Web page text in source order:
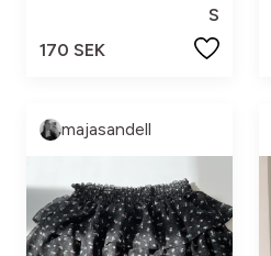
S
170 SEK
majasandell